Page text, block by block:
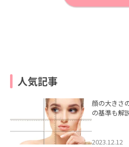
人気記事
顔の大きさ
の基準も解
2023.12.12